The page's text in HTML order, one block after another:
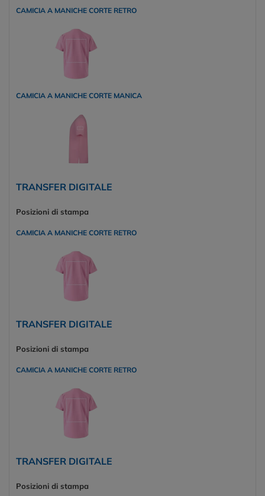
CAMICIA A MANICHE CORTE RETRO
CAMICIA A MANICHE CORTE MANICA
TRANSFER DIGITALE
Posizioni di stampa
CAMICIA A MANICHE CORTE RETRO
TRANSFER DIGITALE
Posizioni di stampa
CAMICIA A MANICHE CORTE RETRO
TRANSFER DIGITALE
Posizioni di stampa